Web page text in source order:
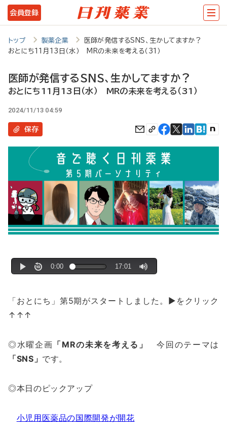
メ
イ
テ
ツ
に
会員登録
トップ 製薬企業
医師が発信するSNS、生かしてますか？
おとにち11月13日（水） MRの未来を考える（31）
医師が発信するSNS、生かしてますか？
おとにち11月13日（水） MRの未来を考える（31）
2024/11/13 04:59
保存
「おとにち」第5期がスタートしました。▶をクリック
↑↑↑
◎水曜企画 「MRの未来を考える」今回のテーマは
「SNS」 です。
◎本日のピックアップ
小児用医薬品の国際開発が開花